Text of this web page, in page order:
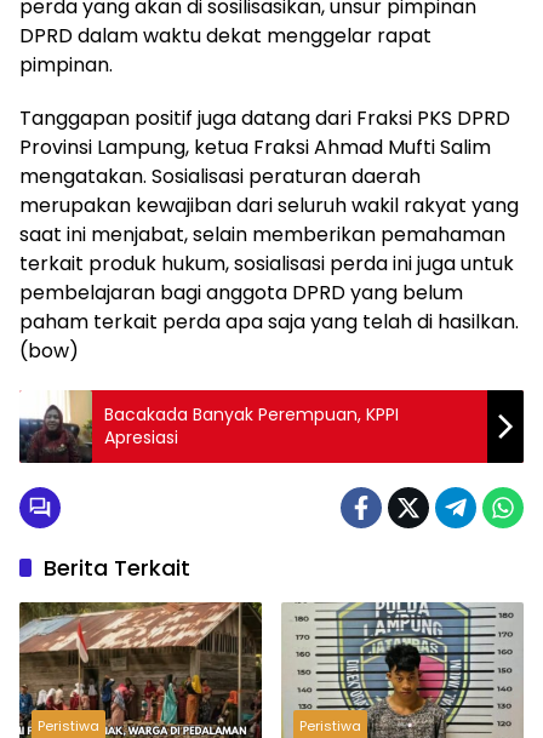
perda yang akan di sosilisasikan, unsur pimpinan
DPRD dalam waktu dekat menggelar rapat
pimpinan.
Tanggapan positif juga datang dari Fraksi PKS DPRD
Provinsi Lampung, ketua Fraksi Ahmad Mufti Salim
mengatakan. Sosialisasi peraturan daerah
merupakan kewajiban dari seluruh wakil rakyat yang
saat ini menjabat, selain memberikan pemahaman
terkait produk hukum, sosialisasi perda ini juga untuk
pembelajaran bagi anggota DPRD yang belum
paham terkait perda apa saja yang telah di hasilkan.
(bow)
Bacakada Banyak Perempuan, KPPI
Apresiasi
Berita Terkait
Peristiwa Peristiwa